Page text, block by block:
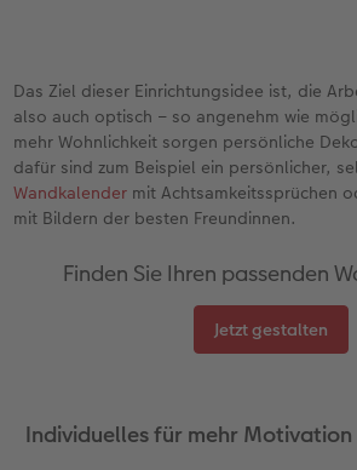
Das Ziel dieser Einrichtungsidee ist, die
also auch optisch – so angenehm wie
mehr Wohnlichkeit sorgen persönliche
dafür sind zum Beispiel ein persönlicher,
Wandkalender mit Achtsamkeitssprüchen
mit Bildern der besten Freundinnen.
Finden Sie Ihren passenden
Jetzt gestalten
Individuelles für mehr Motivation